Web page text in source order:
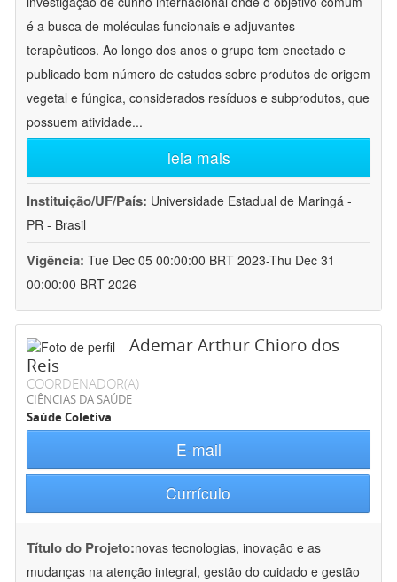
é a busca de moléculas funcionais e adjuvantes
terapêuticos. Ao longo dos anos o grupo tem encetado e
publicado bom número de estudos sobre produtos de origem
vegetal e fúngica, considerados resíduos e subprodutos, que
possuem atividade...
leia mais
Instituição/UF/País: Universidade Estadual de Maringá -
PR - Brasil
Vigência: Tue Dec 05 00:00:00 BRT 2023-Thu Dec 31
00:00:00 BRT 2026
Ademar Arthur Chioro dos
Reis
COORDENADOR(A)
CIÊNCIAS DA SAÚDE
Saúde Coletiva
E-mail
Currículo
Título do Projeto:novas tecnologias, inovação e as
mudanças na atenção integral, gestão do cuidado e gestão